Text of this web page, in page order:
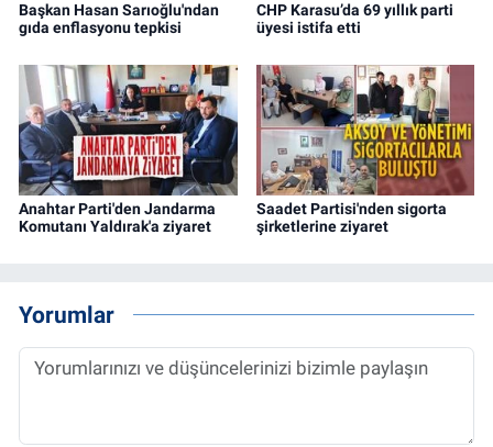
Başkan Hasan Sarıoğlu'ndan
gıda enflasyonu tepkisi
CHP Karasu’da 69 yıllık parti
üyesi istifa etti
Anahtar Parti'den Jandarma
Komutanı Yaldırak'a ziyaret
Saadet Partisi'nden sigorta
şirketlerine ziyaret
Yorumlar